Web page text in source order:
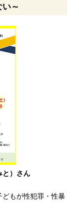
～
）さん
もが性犯罪・性暴